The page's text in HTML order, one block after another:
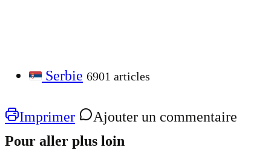
Serbie 6901 articles
Imprimer
Ajouter un commentaire
Pour aller plus loin